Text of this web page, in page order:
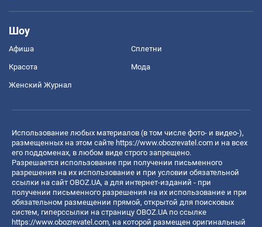
Шоу
Афиша Сплетни
Красота Мода
Женский Журнал
Использование любых материалов (в том числе фото- и видео-),
размещенных на этом сайте https://www.obozrevatel.com и на всех
его поддоменах, в любом виде строго запрещено.
Разрешается использование при получении письменного
разрешения на их использование и при условии обязательной
ссылки на сайт OBOZ.UA, а для интернет-изданий - при
получении письменного разрешения на их использование и при
обязательном размещении прямой, открытой для поисковых
систем, гиперссылки на страницу OBOZ.UA по ссылке
https://www.obozrevatel.com, на которой размещен оригинальный